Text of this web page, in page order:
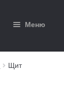
Меню
Щит